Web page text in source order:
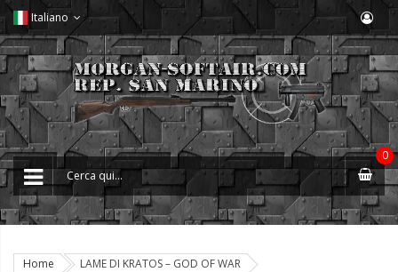
Italiano
0
Home LAME DI KRATOS – GOD OF WAR